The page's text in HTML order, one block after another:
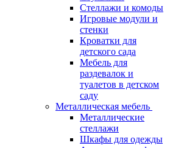
Стеллажи и комоды
Игровые модули и
стенки
Кроватки для
детского сада
Мебель для
раздевалок и
туалетов в детском
саду
Металлическая мебель
Металлические
стеллажи
Шкафы для одежды